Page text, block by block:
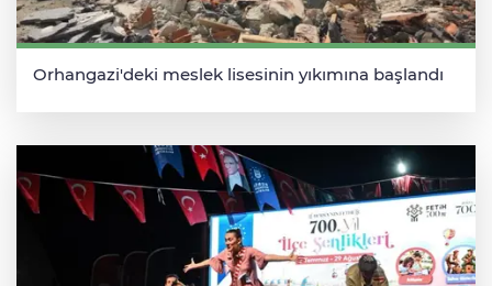
Orhangazi'deki meslek lisesinin yıkımına başlandı